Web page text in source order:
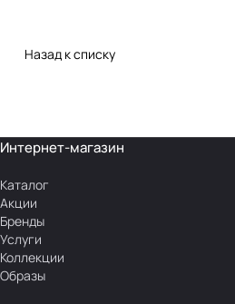
Назад к списку
Интернет-магазин
Каталог
Акции
Бренды
Услуги
Коллекции
Образы